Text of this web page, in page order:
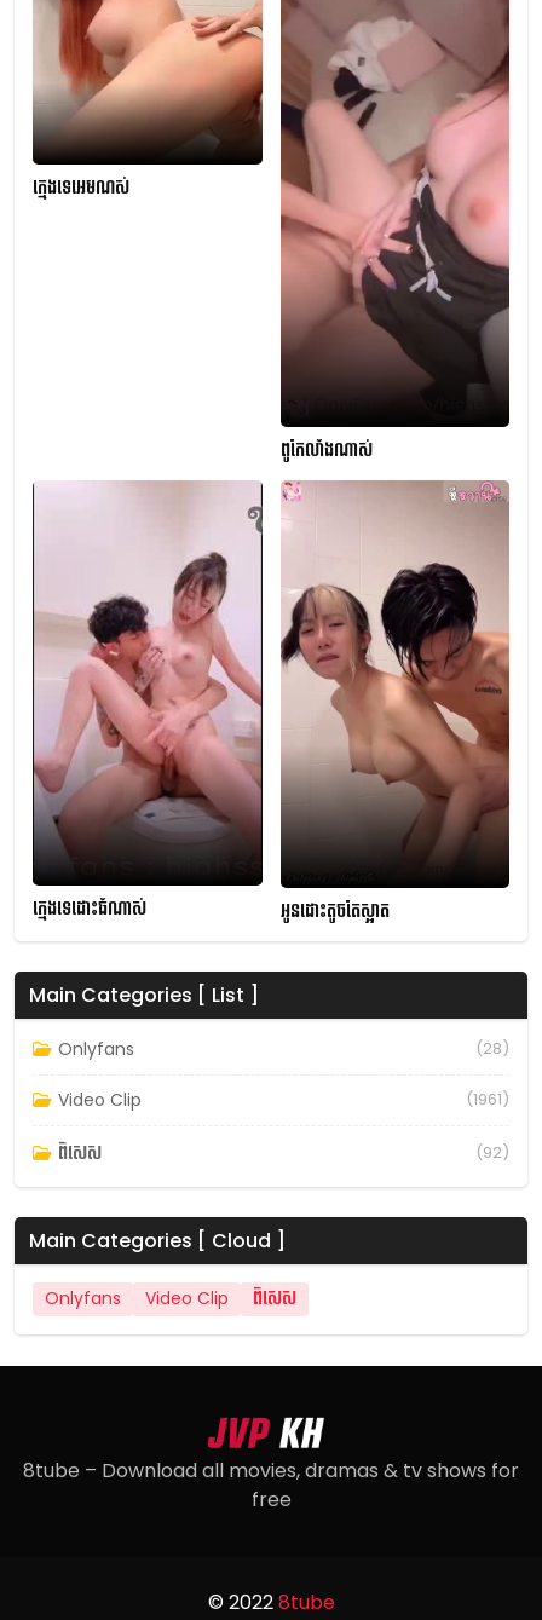
ក្មេងទេអេមណស់
ពូកែលាំងណាស់
ក្មេងទេដោះធំណាស់ អូនដោះតូចតែស្អាត
Main Categories [ List ]
Onlyfans (28)
Video Clip (1961)
ពិសេស (92)
Main Categories [ Cloud ]
Onlyfans Video Clip ពិសេស
8tube – Download all movies, dramas & tv shows for
free
© 20228tube